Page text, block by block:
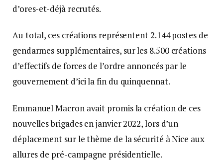
d’ores-et-déjà recrutés.
Au total, ces créations représentent 2.144 postes de
gendarmes supplémentaires, sur les 8.500 créations
d’effectifs de forces de l’ordre annoncés par le
gouvernement d’ici la fin du quinquennat.
Emmanuel Macron avait promis la création de ces
nouvelles brigades en janvier 2022, lors d’un
déplacement sur le thème de la sécurité à Nice aux
allures de pré-campagne présidentielle.